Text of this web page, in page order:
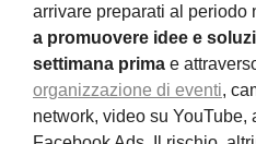
arrivare preparati al periodo
a promuovere idee e
settimana prima e
organizzazione di eventi,
network, video su YouTube,